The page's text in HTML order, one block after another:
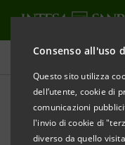
Consenso all'uso
Questo sito utilizza
dell’utente, cookie di
comunicazioni
l'invio di cookie di
diverso da quello
Comunicati stampa
STAMPA AGGIORNA
COMUNICATO